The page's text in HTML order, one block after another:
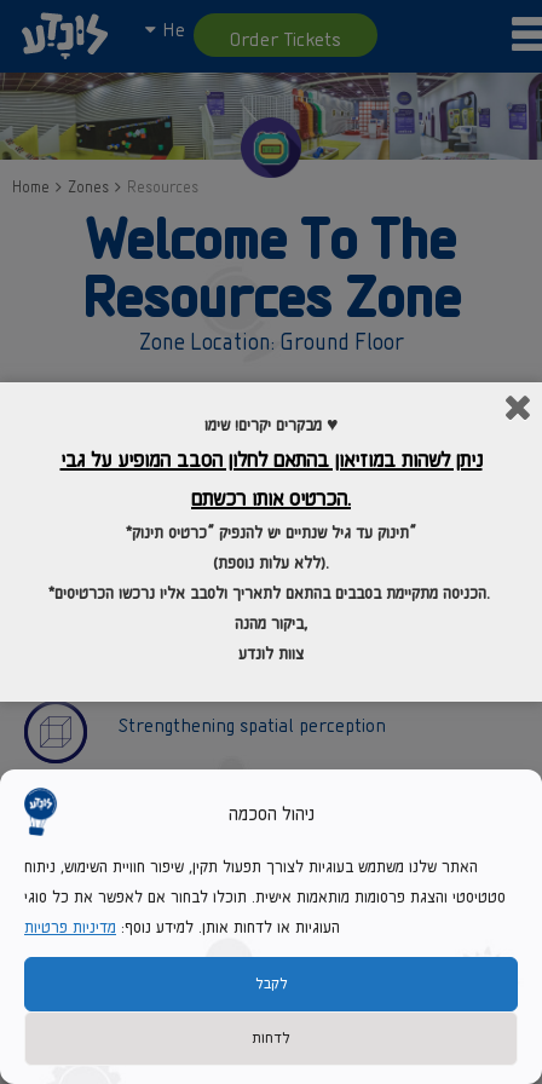
ניהול הסכמה
האתר שלנו משתמש בעוגיות לצורך תפעול תקין, שיפור חוויית השימוש, ניתוח
סטטיסטי והצגת פרסומות מותאמות אישית. תוכלו לבחור אם לאפשר את כל סוגי
העוגיות או לדחות אותן. למידע נוסף: מדיניות פרטיות
לקבל
לדחות
He Order Tickets
Home Zones Resources
Welcome To The
Resources Zone
Zone Location: Ground Floor
available in everyday life, we need to manage them wisely. This
space will focus on three key resources: time, money and
nutrition. “Resource” means a material or component of the
environment that can be used. A resource can be natural or
artificial, material or abstract; Time, money, natural
resources, the raw material for food and like items. The
Hebrew language has many sayings that seek to clarify which
resources are limited, for example: “Time is a short and
Strengthening spatial perception
Developing strategies for solving problems
Strengthening comparative abilities
מבקרים יקרים! שימו ♥
ניתן לשהות במוזיאון בהתאם לחלון הסבב המופיע על גבי
הכרטיס אותו רכשתם.
*תינוק עד גיל שנתיים יש להנפיק “כרטיס תינוק”
(ללא עלות נוספת).
*הכניסה מתקיימת בסבבים בהתאם לתאריךולסבב אליו נרכשו הכרטיסים.
ביקור מהנה,
צוות לונדע